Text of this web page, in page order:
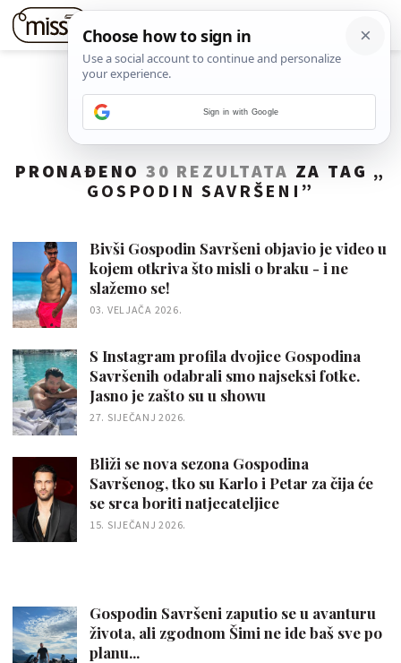
PRONAĐENO30 REZULTATA ZA TAG „
GOSPODIN SAVRŠENI ”
Bivši Gospodin Savršeni objavio je video u
kojem otkriva što misli o braku - i ne
slažemo se!
03. VELJAČA 2026.
S Instagram profila dvojice Gospodina
Savršenih odabrali smo najseksi fotke.
Jasno je zašto su u showu
27. SIJEČANJ 2026.
Bliži se nova sezona Gospodina
Savršenog, tko su Karlo i Petar za čija će
se srca boriti natjecateljice
15. SIJEČANJ 2026.
Gospodin Savršeni zaputio se u avanturu
života, ali zgodnom Šimi ne ide baš sve po
planu...
Sign in with Google